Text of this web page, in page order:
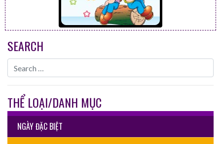
SEARCH
THỂ LOẠI/DANH MỤC
NGÀY ĐẶC BIỆT